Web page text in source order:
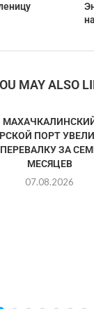
MAY ALSO
ПОРТ
ПЕРЕВАЛКУ ЗА
МЕСЯЦЕВ
07.08.2026